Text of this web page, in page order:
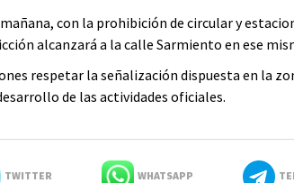
con la prohibición de circular y
alcanzará a la calle Sarmiento en ese
respetar la señalización dispuesta en la
de las actividades oficiales.
TWITTER WHATSAPP